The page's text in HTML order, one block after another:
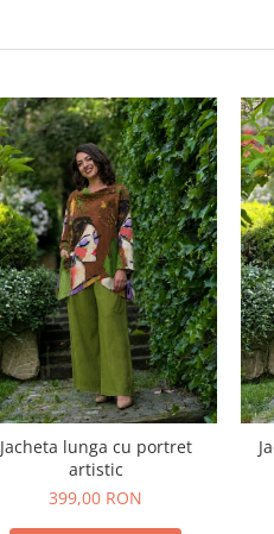
Jacheta lunga cu portret
artistic
399,00 RON